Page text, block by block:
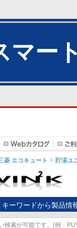
マー
菱 エコキュート 貯湯ユ
キーワードから製品情